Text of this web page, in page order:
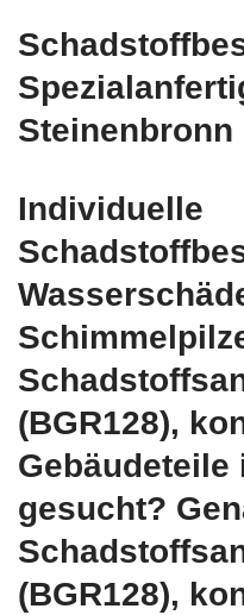
Steinenbronn
Individuelle
(BGR128),
Gebäudeteile
gesucht?
(BGR128),